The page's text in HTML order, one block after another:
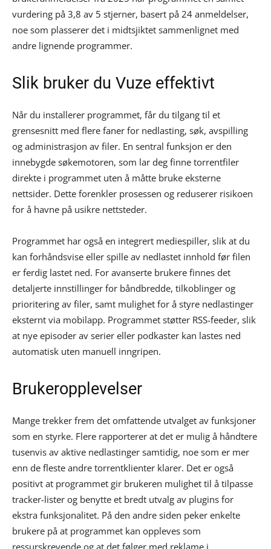
vurdering på 3,8 av 5 stjerner, basert på 24 anmeldelser,
noe som plasserer det i midtsjiktet sammenlignet med
andre lignende programmer.
Slik bruker du Vuze effektivt
Når du installerer programmet, får du tilgang til et
grensesnitt med flere faner for nedlasting, søk, avspilling
og administrasjon av filer. En sentral funksjon er den
innebygde søkemotoren, som lar deg finne torrentfiler
direkte i programmet uten å måtte bruke eksterne
nettsider. Dette forenkler prosessen og reduserer risikoen
for å havne på usikre nettsteder.
Programmet har også en integrert mediespiller, slik at du
kan forhåndsvise eller spille av nedlastet innhold før filen
er ferdig lastet ned. For avanserte brukere finnes det
detaljerte innstillinger for båndbredde, tilkoblinger og
prioritering av filer, samt mulighet for å styre nedlastinger
eksternt via mobilapp. Programmet støtter RSS-feeder, slik
at nye episoder av serier eller podkaster kan lastes ned
automatisk uten manuell inngripen.
Brukeropplevelser
Mange trekker frem det omfattende utvalget av funksjoner
som en styrke. Flere rapporterer at det er mulig å håndtere
tusenvis av aktive nedlastinger samtidig, noe som er mer
enn de fleste andre torrentklienter klarer. Det er også
positivt at programmet gir brukeren mulighet til å tilpasse
tracker-lister og benytte et bredt utvalg av plugins for
ekstra funksjonalitet. På den andre siden peker enkelte
brukere på at programmet kan oppleves som
ressurskrevende og at det følger med reklame i